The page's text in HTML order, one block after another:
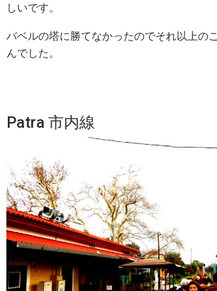
しいです。
バベルの塔に勝てなかったのでそれ以上の
んでした。
Patra 市内線